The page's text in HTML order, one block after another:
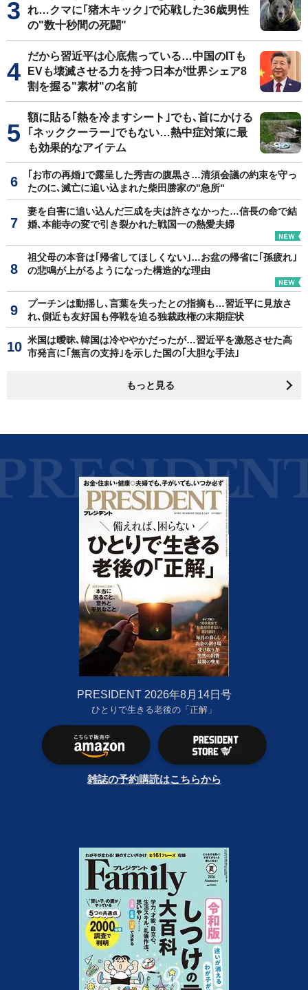
れ…クマに｢猪木キック｣で応戦した36歳男性
の"数十秒間の死闘"
だから習近平は心底焦っている…中国のITも
EVも壊滅させる力を持つ日本が世界シェア8
割を握る"素材"の名前
額に貼る｢熱を冷ますシート｣でも､首にかける
｢ネッククーラー｣でもない…熱中症対策に最
も効果的なアイテム
｢お市の再婚｣で露呈した秀吉の腹黒さ…清須会議の約束を守っ
たのに､滅亡に追い込まれた柴田勝家の"急所"
妻を自害に追い込んだ三成を夫は許さなかった…信長の命で結
婚､本能寺の変で引き裂かれた戦国一の熱愛夫婦
祖父母の本音は｢帰省してほしくない｣…お盆の帰省に｢孫疲れ｣
の悲鳴が上がるようになった構造的な理由
プーチンは動揺し､言葉を失ったとの指摘も…習近平に見放さ
れ､側近も友好国も停戦を迫る独裁政権の末期症状
米国は曖昧､韓国は冷ややかだったが…習近平を激怒させた高
市発言に｢無言の支持｣を示した国の｢大胆な手法｣
もっと見る
PRESIDENT 2026年8月14日号
ひとりで生きる老後の「正解」
雑誌の予約購読はこちらから